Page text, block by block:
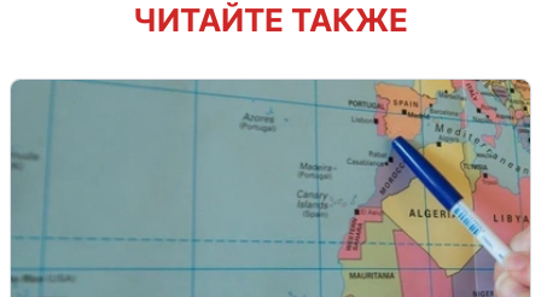
ЧИТАЙТЕ ТАКЖЕ